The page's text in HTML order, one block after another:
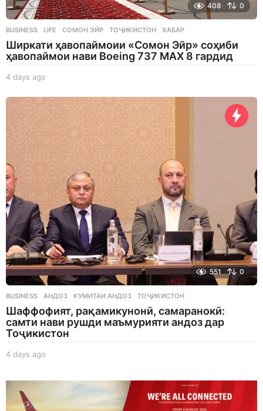
408 0
BUSINESS ,LIFE СОМОН ЭЙР ,ТОҶИКИСТОН ,ХАБАР
Ширкати ҳавопаймоии «Сомон Эйр» соҳиби
ҳавопаймои нави Boeing 737 MAX 8 гардид
4 days ago
a
551 0
BUSINESS АНДОЗ ,КУМИТАИ АНДОЗ ,ТОҶИКИСТОН
Шаффофият, рақамикунонӣ, самаранокӣ:
самти нави рушди маъмурияти андоз дар
Тоҷикистон
4 days ago